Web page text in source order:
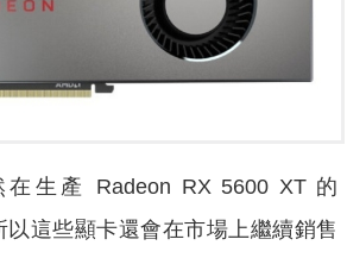
生產 Radeon RX 5600 XT 的
以這些顯卡還會在市場上繼續銷售